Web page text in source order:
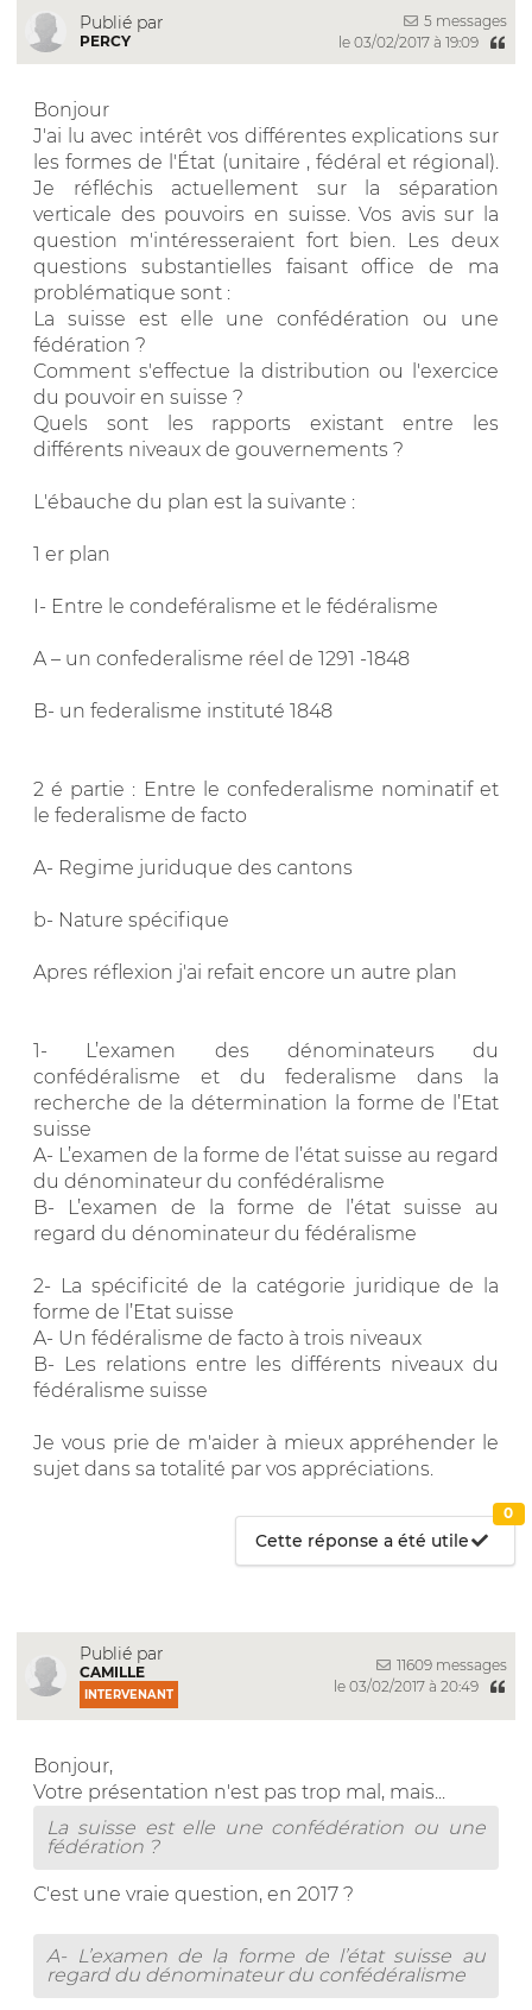
Publié par
PERCY
5 messages
le 03/02/2017 à 19:09
Bonjour
J'ai lu avec intérêt vos différentes explications sur
les formes de l'État (unitaire , fédéral et régional).
Je réfléchis actuellement sur la séparation
verticale des pouvoirs en suisse. Vos avis sur la
question m'intéresseraient fort bien. Les deux
questions substantielles faisant office de ma
problématique sont :
La suisse est elle une confédération ou une
fédération ?
Comment s'effectue la distribution ou l'exercice
du pouvoir en suisse ?
Quels sont les rapports existant entre les
différents niveaux de gouvernements ?
L'ébauche du plan est la suivante :
1 er plan
I- Entre le condeféralisme et le fédéralisme
A – un confederalisme réel de 1291 -1848
B- un federalisme instituté 1848
2 é partie : Entre le confederalisme nominatif et
le federalisme de facto
A- Regime juriduque des cantons
b- Nature spécifique
Apres réflexion j'ai refait encore un autre plan
1- L’examen des dénominateurs du
confédéralisme et du federalisme dans la
recherche de la détermination la forme de l’Etat
suisse
A- L’examen de la forme de l’état suisse au regard
du dénominateur du confédéralisme
B- L’examen de la forme de l’état suisse au
regard du dénominateur du fédéralisme
2- La spécificité de la catégorie juridique de la
forme de l’Etat suisse
A- Un fédéralisme de facto à trois niveaux
B- Les relations entre les différents niveaux du
fédéralisme suisse
Je vous prie de m'aider à mieux appréhender le
sujet dans sa totalité par vos appréciations.
Cette réponse a été utile
0
Publié par
CAMILLE
INTERVENANT
11609 messages
le 03/02/2017 à 20:49
Bonjour,
Votre présentation n'est pas trop mal, mais...
La suisse est elle une confédération ou une
fédération ?
C'est une vraie question, en 2017 ?
A- L’examen de la forme de l’état suisse au
regard du dénominateur du confédéralisme